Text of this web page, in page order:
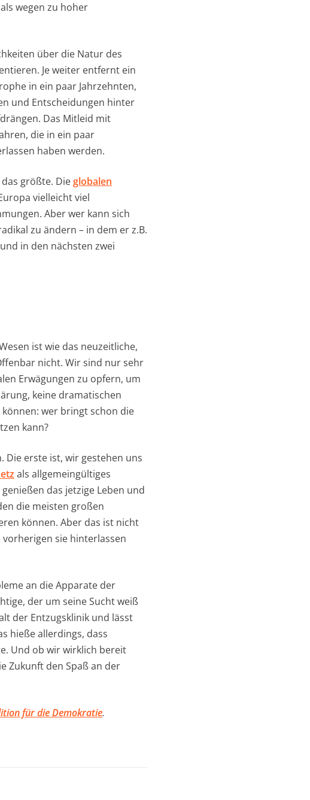
wegen zu hoher
über die Natur des
Je weiter entfernt ein
in ein paar Jahrzehnten,
und Entscheidungen hinter
Das Mitleid mit
die in ein paar
haben werden.
größte. Dieglobalen
vielleicht viel
Aber wer kann sich
zu ändern – in dem er z.B.
in den nächsten zwei
ist wie das neuzeitliche,
nicht. Wir sind nur sehr
Erwägungen zu opfern, um
keine dramatischen
wer bringt schon die
kann?
Die erste ist, wir gestehen uns
als allgemeingültiges
das jetzige Leben und
die meisten großen
können. Aber das ist nicht
sie hinterlassen
an die Apparate der
der um seine Sucht weiß
der Entzugsklinik und lässt
hieße allerdings, dass
Und ob wir wirklich bereit
Zukunft den Spaß an der
für die Demokratie.